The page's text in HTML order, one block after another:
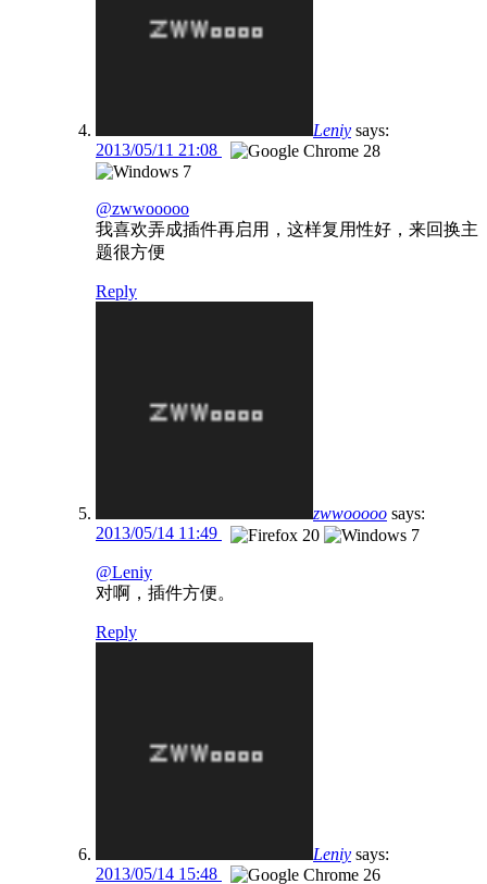
Leniy says:
2013/05/11 21:08
@zwwooooo
我喜欢弄成插件再启用，这样复用性好，来回换主
题很方便
Reply
zwwooooo says:
2013/05/14 11:49
@Leniy
对啊，插件方便。
Reply
Leniy says:
2013/05/14 15:48